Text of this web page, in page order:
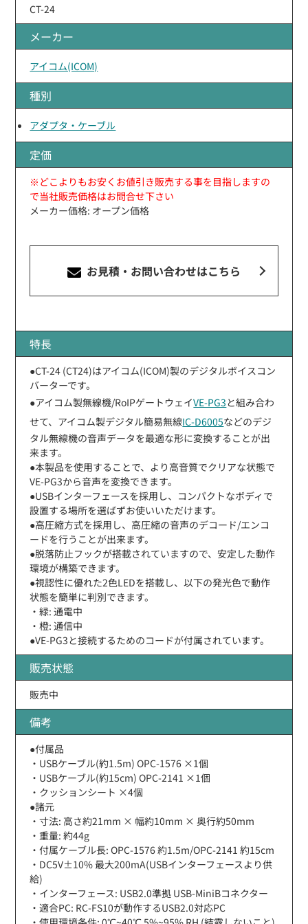
CT-24
メーカー
アイコム(ICOM)
種別
アダプタ・ケーブル
定価
※どこよりもお安くお値引き販売する事を目指しますの
で当社販売価格はお問合せ下さい
メーカー価格: オープン価格
お見積・お問い合わせはこちら
特長
●CT-24 (CT24)はアイコム(ICOM)製のデジタルボイスコン
バーターです。
●アイコム製無線機/RoIPゲートウェイVE-PG3と組み合わ
せて、アイコム製デジタル簡易無線IC-D6005などのデジ
タル無線機の音声データを最適な形に変換することが出
来ます。
●本製品を使用することで、より高音質でクリアな状態で
VE-PG3から音声を変換できます。
●USBインターフェースを採用し、コンパクトなボディで
設置する場所を選ばずお使いいただけます。
●高圧縮方式を採用し、高圧縮の音声のデコード/エンコ
ードを行うことが出来ます。
●脱落防止フックが搭載されていますので、安定した動作
環境が構築できます。
●視認性に優れた2色LEDを搭載し、以下の発光色で動作
状態を簡単に判別できます。
・緑: 通電中
・橙: 通信中
●VE-PG3と接続するためのコードが付属されています。
販売状態
販売中
備考
●付属品
・USBケーブル(約1.5m) OPC-1576 ×1個
・USBケーブル(約15cm) OPC-2141 ×1個
・クッションシート ×4個
●諸元
・寸法: 高さ約21mm × 幅約10mm × 奥行約50mm
・重量: 約44g
・付属ケーブル長: OPC-1576 約1.5m/OPC-2141 約15cm
・DC5V±10% 最大200mA(USBインターフェースより供
給)
・インターフェース: USB2.0準拠 USB-MiniBコネクター
・適合PC: RC-FS10が動作するUSB2.0対応PC